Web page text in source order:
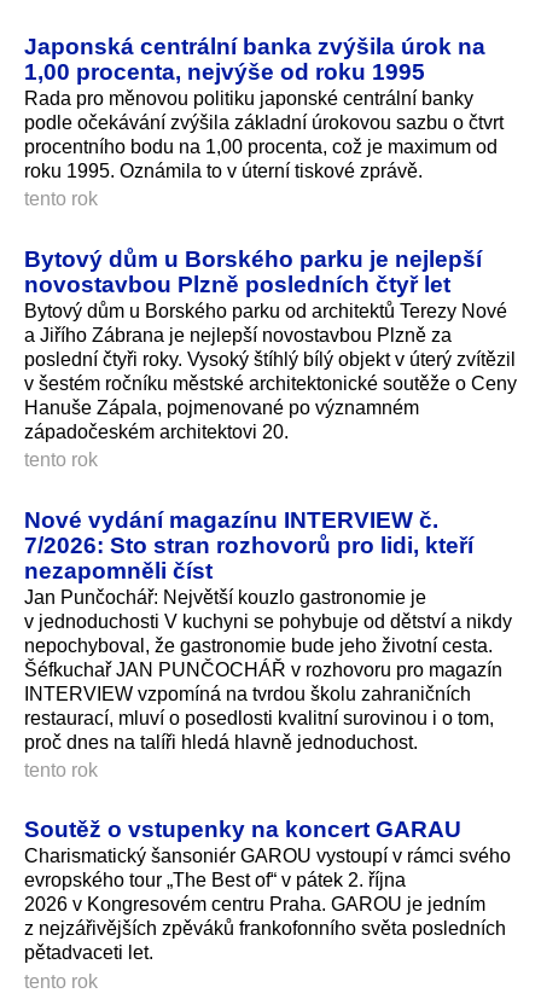
Japonská centrální banka zvýšila úrok na
1,00 procenta, nejvýše od roku 1995
Rada pro měnovou politiku japonské centrální banky
podle očekávání zvýšila základní úrokovou sazbu o čtvrt
procentního bodu na 1,00 procenta, což je maximum od
roku 1995. Oznámila to v úterní tiskové zprávě.
tento rok
Bytový dům u Borského parku je nejlepší
novostavbou Plzně posledních čtyř let
Bytový dům u Borského parku od architektů Terezy Nové
a Jiřího Zábrana je nejlepší novostavbou Plzně za
poslední čtyři roky. Vysoký štíhlý bílý objekt v úterý zvítězil
v šestém ročníku městské architektonické soutěže o Ceny
Hanuše Zápala, pojmenované po významném
západočeském architektovi 20.
tento rok
Nové vydání magazínu INTERVIEW č.
7/2026: Sto stran rozhovorů pro lidi, kteří
nezapomněli číst
Jan Punčochář: Největší kouzlo gastronomie je
v jednoduchosti V kuchyni se pohybuje od dětství a nikdy
nepochyboval, že gastronomie bude jeho životní cesta.
Šéfkuchař JAN PUNČOCHÁŘ v rozhovoru pro magazín
INTERVIEW vzpomíná na tvrdou školu zahraničních
restaurací, mluví o posedlosti kvalitní surovinou i o tom,
proč dnes na talíři hledá hlavně jednoduchost.
tento rok
Soutěž o vstupenky na koncert GARAU
Charismatický šansoniér GAROU vystoupí v rámci svého
evropského tour „The Best of“ v pátek 2. října
2026 v Kongresovém centru Praha. GAROU je jedním
z nejzářivějších zpěváků frankofonního světa posledních
pětadvaceti let.
tento rok